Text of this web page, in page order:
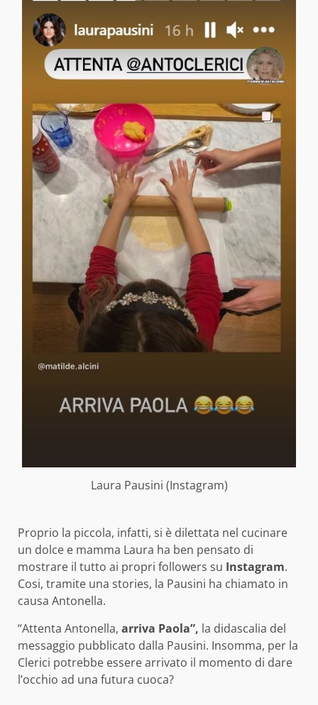
Laura Pausini (Instagram)
Proprio la piccola, infatti, si è dilettata nel cucinare
un dolce e mamma Laura ha ben pensato di
mostrare il tutto ai propri followers su Instagram.
Cosi, tramite una stories, la Pausini ha chiamato in
causa Antonella.
“Attenta Antonella, arriva Paola”, la didascalia del
messaggio pubblicato dalla Pausini. Insomma, per la
Clerici potrebbe essere arrivato il momento di dare
l’occhio ad una futura cuoca?